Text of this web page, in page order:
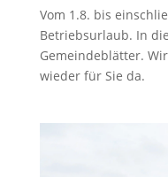
Vom 1.8. bis
Betriebsurlaub. In
Gemeindeblätter.
wieder für Sie da.